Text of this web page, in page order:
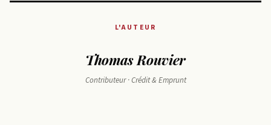
L'AUTEUR
Thomas Rouvier
Contributeur · Crédit & Emprunt